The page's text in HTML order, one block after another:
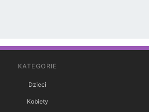
KATEGORIE
Dzieci
Kobiety